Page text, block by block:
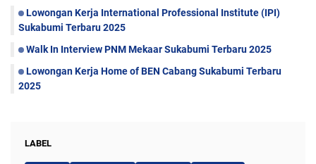
Lowongan Kerja International Professional Institute (IPI)
Sukabumi Terbaru 2025
Walk In Interview PNM Mekaar Sukabumi Terbaru 2025
Lowongan Kerja Home of BEN Cabang Sukabumi Terbaru
2025
LABEL